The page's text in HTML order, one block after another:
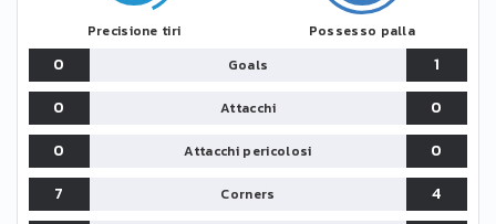
Precisione tiri Possesso palla
0 Goals
1
0
Attacchi
0
0
Attacchi pericolosi
0
7
Corners
4